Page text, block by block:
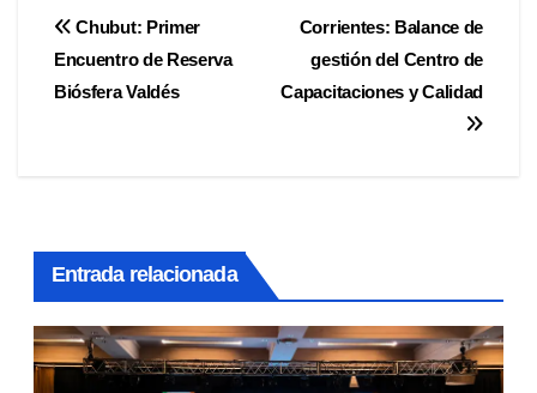
Navegación
de
Corrientes: Balance de
gestión del Centro de
Capacitaciones y Calidad
Chubut: Primer
Encuentro de Reserva
Biósfera Valdés
Entrada relacionada